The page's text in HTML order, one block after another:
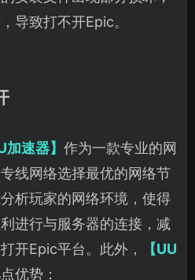
导致打不开Epic。
加速器】 作为一款专业的网
线网络选择最优的网络节
析玩家的网络环境，使得
进行与服务器的连接，减
开Epic平台。此外，
【UU
优势：